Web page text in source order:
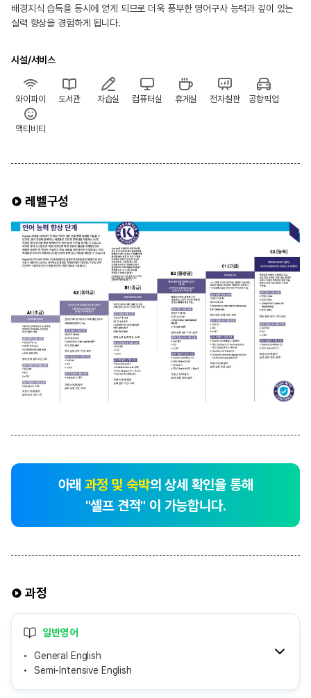
배경지식 습득을 동시에 얻게 되므로 더욱 풍부한 영어구사 능력과 깊이 있는
실력 향상을 경험하게 됩니다.
시설/서비스
와이파이 도서관 자습실 컴퓨터실 휴게실 전자칠판 공항픽업
액티비티
레벨구성
아래 과정 및 숙박의 상세 확인을 통해
"셀프 견적" 이 가능합니다.
과정
일반영어
General English
Semi-Intensive English